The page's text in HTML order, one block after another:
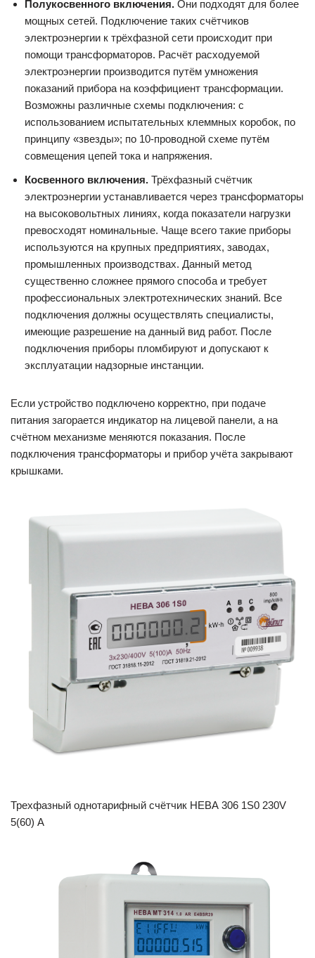
Полукосвенного включения. Они подходят для более
мощных сетей. Подключение таких счётчиков
электроэнергии к трёхфазной сети происходит при
помощи трансформаторов. Расчёт расходуемой
электроэнергии производится путём умножения
показаний прибора на коэффициент трансформации.
Возможны различные схемы подключения: с
использованием испытательных клеммных коробок, по
принципу «звезды»; по 10-проводной схеме путём
совмещения цепей тока и напряжения.
Косвенного включения. Трёхфазный счётчик
электроэнергии устанавливается через трансформаторы
на высоковольтных линиях, когда показатели нагрузки
превосходят номинальные. Чаще всего такие приборы
используются на крупных предприятиях, заводах,
промышленных производствах. Данный метод
существенно сложнее прямого способа и требует
профессиональных электротехнических знаний. Все
подключения должны осуществлять специалисты,
имеющие разрешение на данный вид работ. После
подключения приборы пломбируют и допускают к
эксплуатации надзорные инстанции.
Если устройство подключено корректно, при подаче
питания загорается индикатор на лицевой панели, а на
счётном механизме меняются показания. После
подключения трансформаторы и прибор учёта закрывают
крышками.
Трехфазный однотарифный счётчик НЕВА 306 1S0 230V
5(60) А